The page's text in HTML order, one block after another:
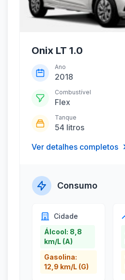
Onix LT 1.0
Ano
2018
Combustível
Flex
Tanque
54 litros
Ver detalhes completos
Consumo
Cidade
Álcool: 8,8
km/L (A)
Gasolina:
12,9 km/L (G)